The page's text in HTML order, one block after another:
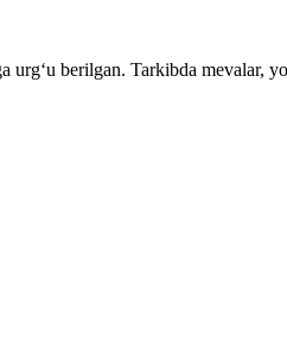
berilgan. Tarkibda mevalar,